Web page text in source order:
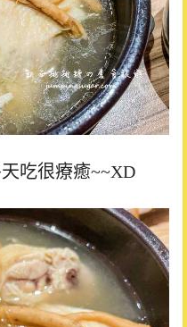
吃很療癒~~XD